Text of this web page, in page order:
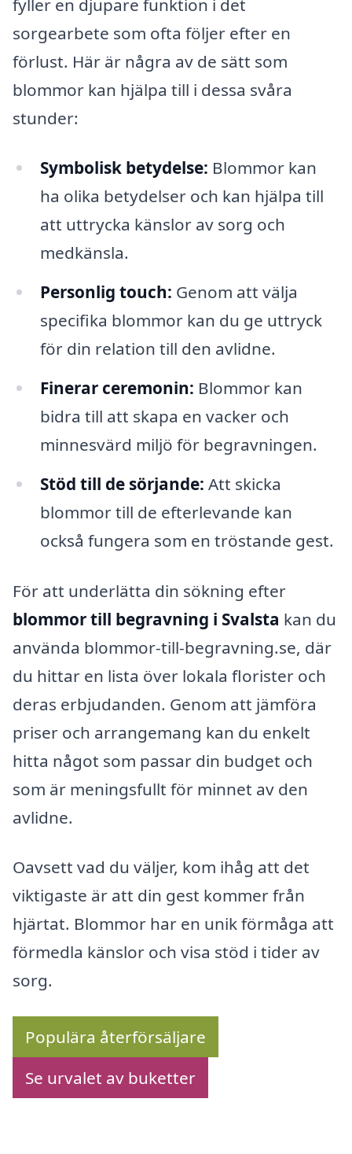
fyller en djupare funktion i det
sorgearbete som ofta följer efter en
förlust. Här är några av de sätt som
blommor kan hjälpa till i dessa svåra
stunder:
Symbolisk betydelse: Blommor kan
ha olika betydelser och kan hjälpa till
att uttrycka känslor av sorg och
medkänsla.
Personlig touch: Genom att välja
specifika blommor kan du ge uttryck
för din relation till den avlidne.
Finerar ceremonin: Blommor kan
bidra till att skapa en vacker och
minnesvärd miljö för begravningen.
Stöd till de sörjande: Att skicka
blommor till de efterlevande kan
också fungera som en tröstande gest.
För att underlätta din sökning efter
blommor till begravning i Svalsta kan du
använda blommor-till-begravning.se, där
du hittar en lista över lokala florister och
deras erbjudanden. Genom att jämföra
priser och arrangemang kan du enkelt
hitta något som passar din budget och
som är meningsfullt för minnet av den
avlidne.
Oavsett vad du väljer, kom ihåg att det
viktigaste är att din gest kommer från
hjärtat. Blommor har en unik förmåga att
förmedla känslor och visa stöd i tider av
sorg.
Populära återförsäljare
Se urvalet av buketter